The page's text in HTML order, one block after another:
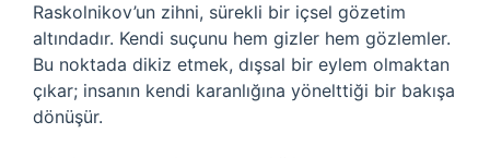
Raskolnikov’un zihni, sürekli bir içsel gözetim
altındadır. Kendi suçunu hem gizler hem gözlemler.
Bu noktada dikiz etmek, dışsal bir eylem olmaktan
çıkar; insanın kendi karanlığına yönelttiği bir bakışa
dönüşür.